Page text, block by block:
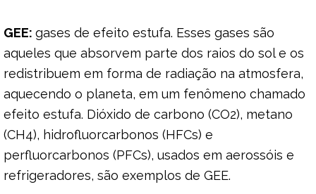
GEE: gases de efeito estufa. Esses gases são
aqueles que absorvem parte dos raios do sol e os
redistribuem em forma de radiação na atmosfera,
aquecendo o planeta, em um fenômeno chamado
efeito estufa. Dióxido de carbono (CO2), metano
(CH4), hidrofluorcarbonos (HFCs) e
perfluorcarbonos (PFCs), usados em aerossóis e
refrigeradores, são exemplos de GEE.